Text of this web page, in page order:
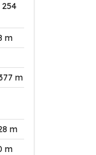
m
m
m
m